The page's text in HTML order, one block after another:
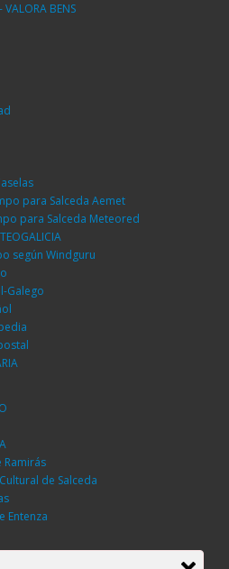
VALORA BENS
para Salceda Aemet
para Salceda Meteored
según Windguru
Galego
Ramirás
de Salceda
Entenza